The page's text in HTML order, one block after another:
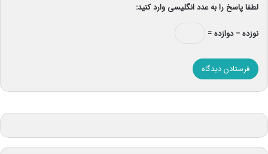
لطفا پاسخ را به عدد انگلیسی وارد کنید:
نوزده − دوازده =